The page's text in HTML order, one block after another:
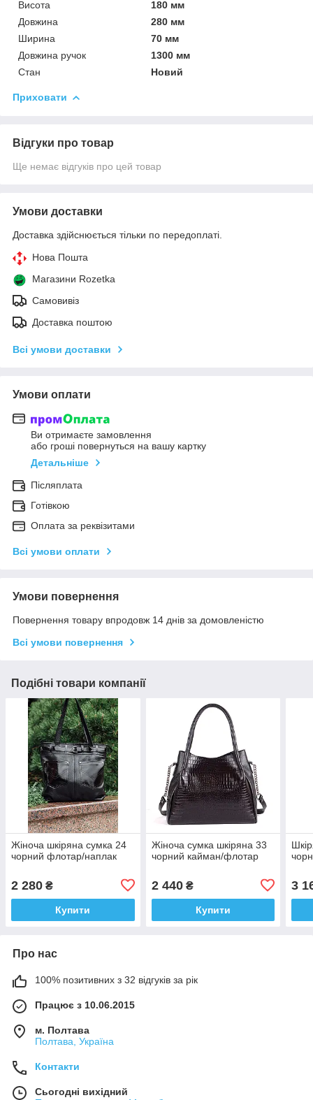
Висота
180 мм
Довжина
280 мм
Ширина
70 мм
Довжина ручок
1300 мм
Стан
Новий
Приховати
Відгуки про товар
Ще немає відгуків про цей товар
Умови доставки
Доставка здійснюється тільки по передоплаті.
Нова Пошта
Магазини Rozetka
Самовивіз
Доставка поштою
Всі умови доставки
Умови оплати
Ви отримаєте замовлення
або гроші повернуться на вашу картку
Детальніше
Післяплата
Готівкою
Оплата за реквізитами
Всі умови оплати
Умови повернення
Повернення товару впродовж 14 днів за домовленістю
Всі умови повернення
Подібні товари компанії
Жіноча шкіряна сумка 24
чорний флотар/наплак
2 280 ₴
Купити
Жіноча сумка шкіряна 33
чорний кайман/флотар
2 440₴
Купити
3
Про нас
100% позитивних з 32 відгуків за рік
Працює з 10.06.2015
м. Полтава
Полтава, Україна
Контакти
Сьогодні вихідний